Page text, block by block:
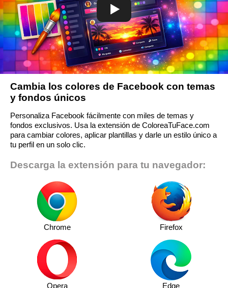
Cambia los colores de Facebook con temas
y fondos únicos
Personaliza Facebook fácilmente con miles de temas y
fondos exclusivos. Usa la extensión de ColoreaTuFace.com
para cambiar colores, aplicar plantillas y darle un estilo único a
tu perfil en un solo clic.
Descarga la extensión para tu navegador:
Chrome Firefox
Opera Edge